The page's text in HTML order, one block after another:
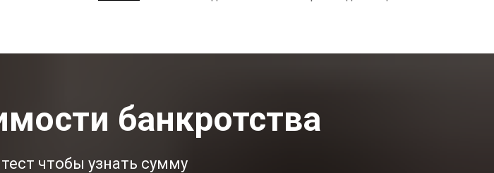
банкротства
чтобы узнать сумму